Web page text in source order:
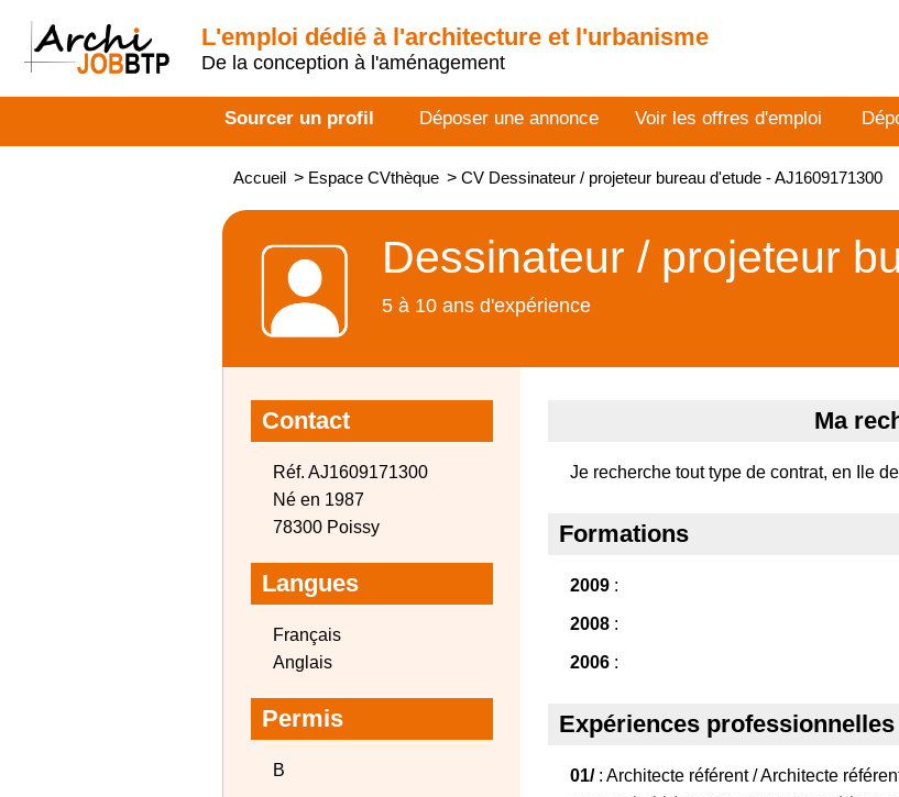
L'emploi dédié à l'architecture et l'urbanisme
De la conception à l'aménagement
Sourcer un profil Déposer une annonce Voir les offres d'emploi
Accueil > Espace CVthèque > CV Dessinateur / projeteur bureau d'etude - AJ1609171300
Dessinateur / projeteur
5 à 10 ans d'expérience
Contact
Réf. AJ1609171300
Né en 1987
78300 Poissy
Langues
Français
Anglais
Permis
B
Ma
Je recherche tout type de contrat, en Ile
Formations
2009 :
2008 :
2006 :
Expériences professionnelles
01/: Architecte référent / Architecte